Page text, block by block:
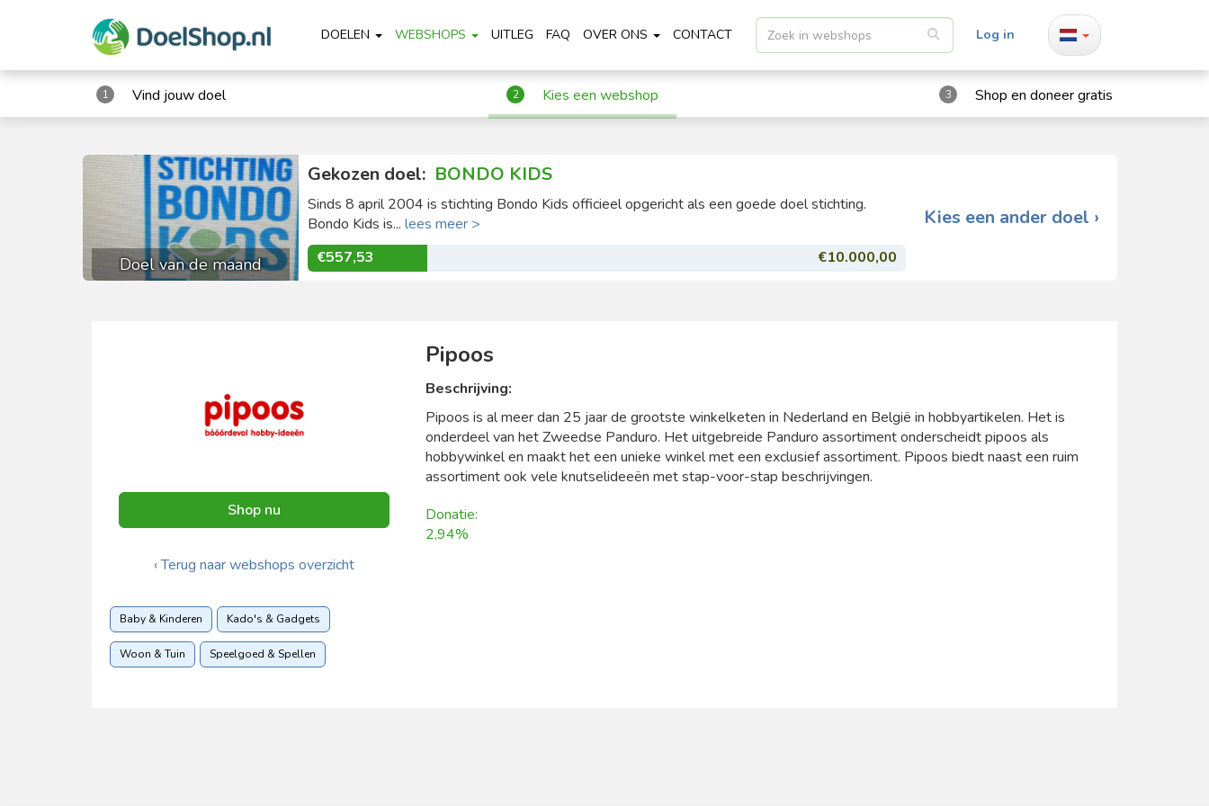
DOELEN WEBSHOPS UITLEG FAQ OVER ONS CONTACT Log in
1 Vind jouw doel 2 Kies een webshop 3 Shop en doneer gratis
Doel van de maand
Gekozen doel: BONDO KIDS
Sinds 8 april 2004 is stichting Bondo Kids officieel opgericht als een goede doel stichting.
Bondo Kids is... lees meer >
€557,53
€10.000,00
Kies een ander doel ›
Shop nu
‹ Terug naar webshops overzicht
Baby & Kinderen Kado's & Gadgets
Woon & Tuin Speelgoed & Spellen
Pipoos
Beschrijving:
Pipoos is al meer dan 25 jaar de grootste winkelketen in Nederland en België in hobbyartikelen. Het is
onderdeel van het Zweedse Panduro. Het uitgebreide Panduro assortiment onderscheidt pipoos als
hobbywinkel en maakt het een unieke winkel met een exclusief assortiment. Pipoos biedt naast een ruim
assortiment ook vele knutselideeën met stap-voor-stap beschrijvingen.
Donatie:
2,94%